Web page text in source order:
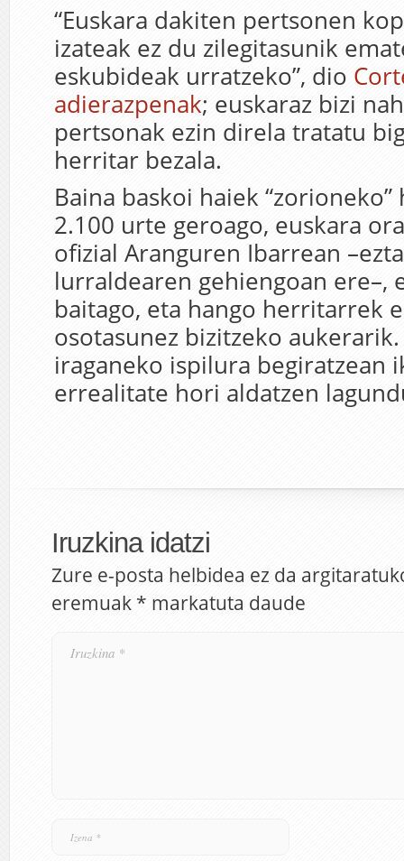
“Euskara dakiten pertsonen
izateak ez du zilegitasunik
eskubideak urratzeko”, dio
adierazpenak; euskaraz bizi
pertsonak ezin direla tratatu
herritar bezala.
Baina baskoi haiek “zorioneko”
2.100 urte geroago, euskara
ofizial Aranguren Ibarrean
lurraldearen gehiengoan ere–,
baitago, eta hango herritarrek
osotasunez bizitzeko aukerarik
iraganeko ispilura begiratzean
errealitate hori aldatzen
Iruzkina idatzi
Zure e-posta helbidea ez da
eremuak * markatuta daude